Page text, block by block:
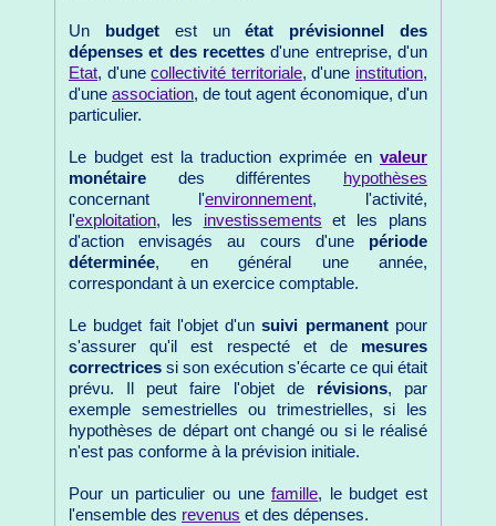
Un budgetest unétat prévisionnel des
dépenses et des recettes d'une entreprise, d'un
Etat, d'unecollectivité territoriale, d'une institution,
d'une association, de tout agent économique, d'un
particulier.
Le budget est la traduction exprimée en valeur
monétaire des différentes
hypothèses
concernant l'environnement, l'activité,
l'exploitation, les investissements et les plans
d'action envisagés au cours d'une période
déterminée, en général une année,
correspondant à un exercice comptable.
Le budget fait l'objet d'unsuivi permanentpour
s'assurer qu'il est respecté et de mesures
correctrices si son exécution s'écarte ce qui était
prévu. Il peut faire l'objet de révisions, par
exemple semestrielles ou trimestrielles, si les
hypothèses de départ ont changé ou si le réalisé
n'est pas conforme à la prévision initiale.
Pour un particulier ou unefamille, le budget est
l'ensemble des revenus et des dépenses.